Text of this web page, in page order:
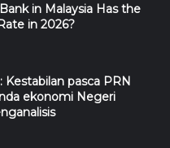
in Malaysia Has the
in 2026?
Kestabilan pasca PRN
ekonomi Negeri